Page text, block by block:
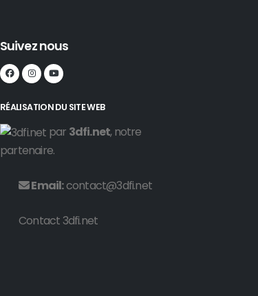
Suivez nous
RÉALISATION DU SITE WEB
par 3dfi.net, notre
partenaire.
Email:contact@3dfi.net
Contact 3dfi.net